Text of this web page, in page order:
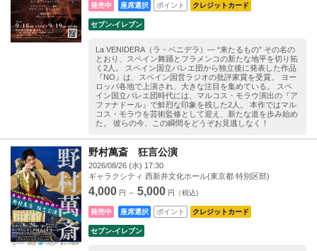
発売中 座席選択 ポイント クレジットカード
セブン‐イレブン
La VENIDERA（ラ・ベニデラ）― “来たるもの” その名の
とおり、スペイン舞踊とフラメンコの新たな地平を切り拓
く2人。 スペイン国立バレエ団から独立後に発表した作品
『NO』は、スペイン国営ラジオの批評家賞を受賞。 ヨー
ロッパ各地で上演され、大きな注目を集めている。 スペ
イン国立バレエ団時代には、マルコス・モラウ演出の『ア
ファナドール』で鮮烈な印象を残した2人。 本作ではマル
コス・モラウを芸術監修として迎え、新たな道を歩み始め
た。 彼らの今、この瞬間をどうぞお見逃しなく！
野村萬斎 狂言公演
2026/08/26 (水) 17:30
ギャラクシティ 西新井文化ホール(東京都 特別区部)
4,000 円 ～ 5,000 円（税込)
発売中 座席選択 ポイント クレジットカード
セブン‐イレブン